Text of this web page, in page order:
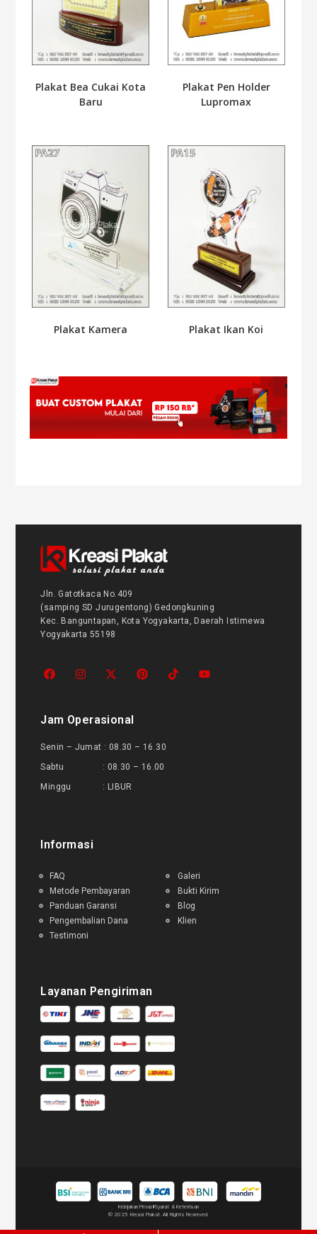
Plakat Bea Cukai Kota
Baru
Plakat Pen Holder
Lupromax
Plakat Kamera Plakat Ikan Koi
Jln. Gatotkaca No.409
(samping SD Jurugentong) Gedongkuning
Kec. Banguntapan, Kota Yogyakarta, Daerah Istimewa
Yogyakarta 55198
Jam Operasional
Senin – Jumat : 08.30 – 16.30
Sabtu : 08.30 – 16.00
Minggu : LIBUR
Informasi
FAQ
Metode Pembayaran
Panduan Garansi
Pengembalian Dana
Testimoni
Galeri
Bukti Kirim
Blog
Klien
Layanan Pengiriman
Kebijakan PrivasiSyarat & Ketentuan
© 2025 Kreasi Plakat. All Rights Reserved.